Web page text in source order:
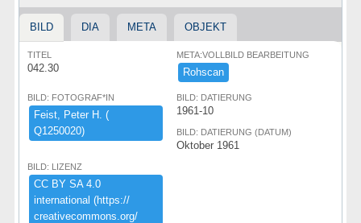
BILD DIA META OBJEKT
TITEL
042.30
META:VOLLBILD BEARBEITUNG
Rohscan
BILD: FOTOGRAF*IN
Feist,​ ​Peter ​H.​ ​(​
Q1250020)​
BILD: DATIERUNG
1961-10
BILD: DATIERUNG (DATUM)
Oktober 1961
BILD: LIZENZ
CC ​BY ​SA ​4.​0 ​
international ​(​https:​/​/​
creativecommons.​org/​